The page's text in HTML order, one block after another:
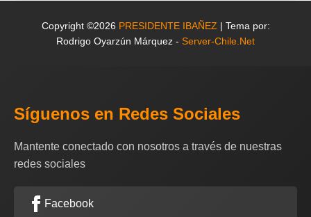
Copyright ©2026 PRESIDENTE IBAÑEZ | Tema por:
Rodrigo Oyarzún Márquez - Server-Chile.Net
Síguenos en Redes Sociales
Mantente conectado con nosotros a través de nuestras
redes sociales
Facebook